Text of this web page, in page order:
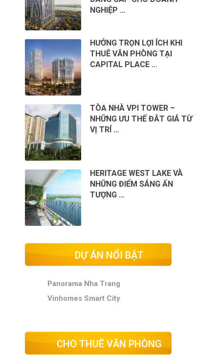
NGHIỆP …
HƯỞNG TRỌN LỢI ÍCH KHI
THUÊ VĂN PHÒNG TẠI
CAPITAL PLACE …
TÒA NHÀ VPI TOWER –
NHỮNG ƯU THẾ ĐẮT GIÁ TỪ
VỊ TRÍ …
HERITAGE WEST LAKE VÀ
NHỮNG ĐIỂM SÁNG ẤN
TƯỢNG …
DỰ ÁN NỔI BẬT
Panorama Nha Trang
Vinhomes Smart City
CHO THUÊ VĂN PHÒNG